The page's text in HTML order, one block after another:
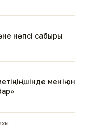
нәпсі сабыры
ішінде менің он